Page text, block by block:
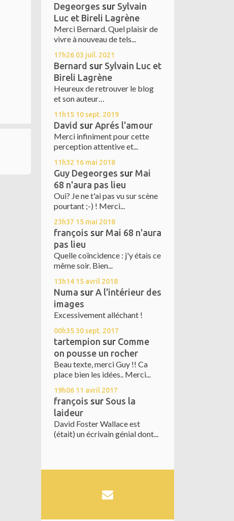
Degeorges sur Sylvain
Luc et Bireli Lagrène
Merci Bernard. Quel plaisir de
vivre à nouveau de tels...
17h26 03 juil. 2021
Bernard sur Sylvain Luc et
Bireli Lagrène
Heureux de retrouver le blog
et son auteur…
11h15 10sept. 2019
David sur Aprés l'amour
Merci infiniment pour cette
perception attentive et...
11h32 16 mai 2018
Guy Degeorges sur Mai
68 n'aura pas lieu
Oui? Je ne t'ai pas vu sur scène
pourtant ;-) ! Merci...
23h37 15 mai 2018
françois sur Mai 68 n'aura
pas lieu
Quelle coïncidence : j'y étais ce
même soir. Bien...
13h14 15 avril 2018
Numa sur A l'intérieur des
images
Excessivement alléchant !
00h35 30sept. 2017
tartempion sur Comme
on pousse un rocher
Beau texte, merci Guy !! Ca
place bien les idées.. Merci...
19h06 11 avril 2017
françois sur Sous la
laideur
David Foster Wallace est
(était) un écrivain génial dont...